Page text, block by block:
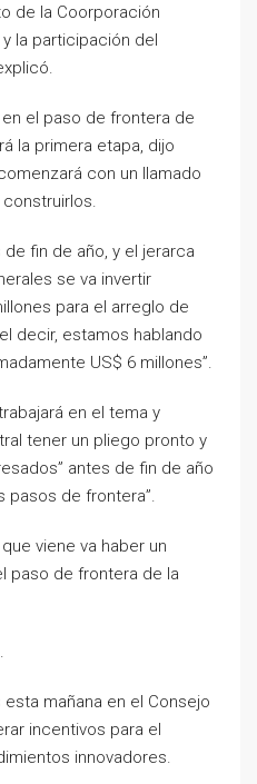
de la Coorporación
la participación del
el paso de frontera de
la primera etapa, dijo
con un llamado
fin de año, y el jerarca
se va invertir
para el arreglo de
decir, estamos hablando
US$ 6 millones”.
en el tema y
tener un pliego pronto y
antes de fin de año
pasos de frontera”.
viene va haber un
paso de frontera de la
mañana en el Consejo
incentivos para el
innovadores.